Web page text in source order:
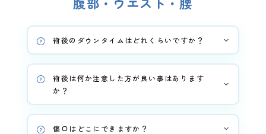
術後のダウンタイムはどれくらいですか？
術後は何か注意した方が良い事はあります
か？
傷口はどこにできますか？